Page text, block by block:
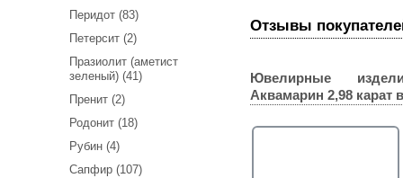
Перидот (83)
Петерсит (2)
Празиолит (аметист
зеленый) (41)
Пренит (2)
Родонит (18)
Рубин (4)
Сапфир (107)
Отзывы
Ювелирные
Аквамарин 2,98 карат